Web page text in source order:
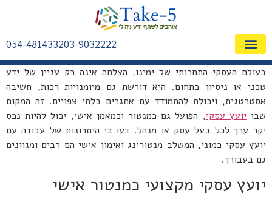
03-9032222
054-4814332
בעולם העסקי התחרותי של ימינו, הצלחה אינה רק עניין של ידע
טכני או ניסיון בתחום. היא דורשת גם מיומנויות רכות, חשיבה
אסטרטגית, ויכולת להתמודד עם אתגרים בלתי צפויים. זה המקום
שבו יועץ עסקי, הפועל גם כמנטור וכמאמן אישי, יכול להיות נכס
יקר ערך לכל בעל עסק או מנהל. דעו כי היתרונות של עבודה עם
יועץ עסקי כמוני, המשלב מנטורינג ואימון אישי הם רבים ומגוונים
גם בעבורך.
יועץ עסקי מקצועי כמנטור אישי